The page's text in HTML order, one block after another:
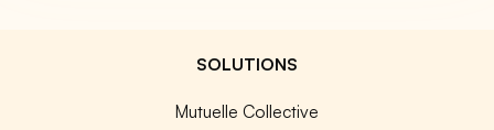
SOLUTIONS
Mutuelle Collective